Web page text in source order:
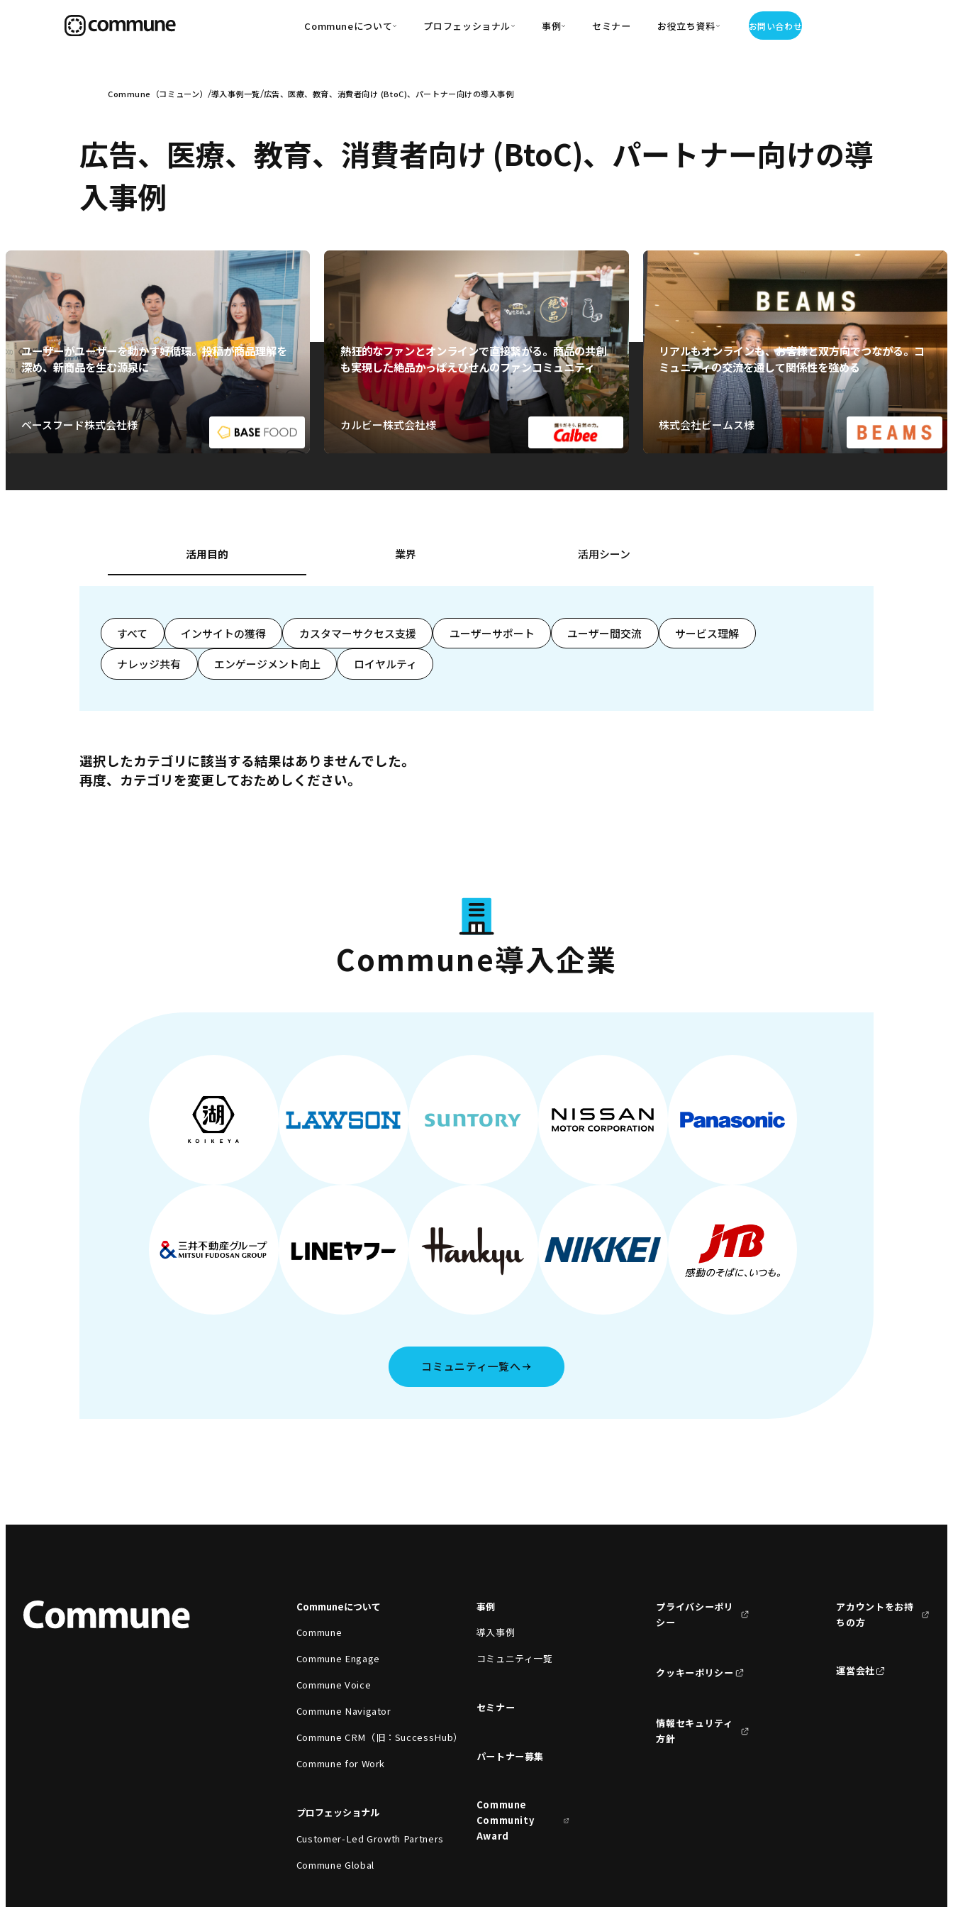
Communeについて
可視化
・Commune Voice ・Commune Navigator
信頼を醸成する信頼起点経営基盤
・Commune for Work
プロフェッショナル
・Customer-Led Growth
事例 セミナー お役立ち資料 お問い合わせ
Commune（コミューン） 導入事例一覧 広告、医療、教育、消費者向け (BtoC)、パートナー向けの導入事例
広告、医療、教育、消費者向け (BtoC)、パートナー向けの導
入事例
ユーザーがユーザーを動かす好循環。投稿が商品理解を
深め、新商品を生む源泉に
ベースフード株式会社様
熱狂的なファンとオンラインで直接繋がる。商品の共創
も実現した絶品かっぱえびせんのファンコミュニティ
カルビー株式会社様
リアルもオンラインも、お客様と双方向でつながる。コ
ミュニティの交流を通して関係性を強める
株式会社ビームス様
活用目的 業界 活用シーン
すべて インサイトの獲得 カスタマーサクセス支援 ユーザーサポート ユーザー間交流 サービス理解
ナレッジ共有 エンゲージメント向上 ロイヤルティ
選択したカテゴリに該当する結果はありませんでした。
再度、カテゴリを変更しておためしください。
Commune導入企業
コミュニティ一覧へ
Communeについて
Commune
Commune Engage
Commune Voice
Commune Navigator
Commune CRM（旧：SuccessHub）
Commune for Work
プロフェッショナル
Customer-Led Growth Partners
Commune Global
事例
導入事例
コミュニティ一覧
セミナー
パートナー募集
Commune
Community
Award
プライバシーポリ
シー
クッキーポリシー
情報セキュリティ
方針
アカウントをお持
ちの方
運営会社